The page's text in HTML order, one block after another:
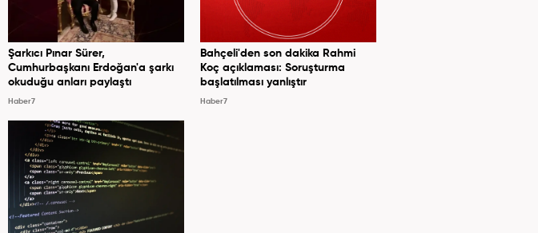
Şarkıcı Pınar Sürer,
Cumhurbaşkanı Erdoğan'a şarkı
okuduğu anları paylaştı
Haber7
Bahçeli'den son dakika Rahmi
Koç açıklaması: Soruşturma
başlatılması yanlıştır
Haber7